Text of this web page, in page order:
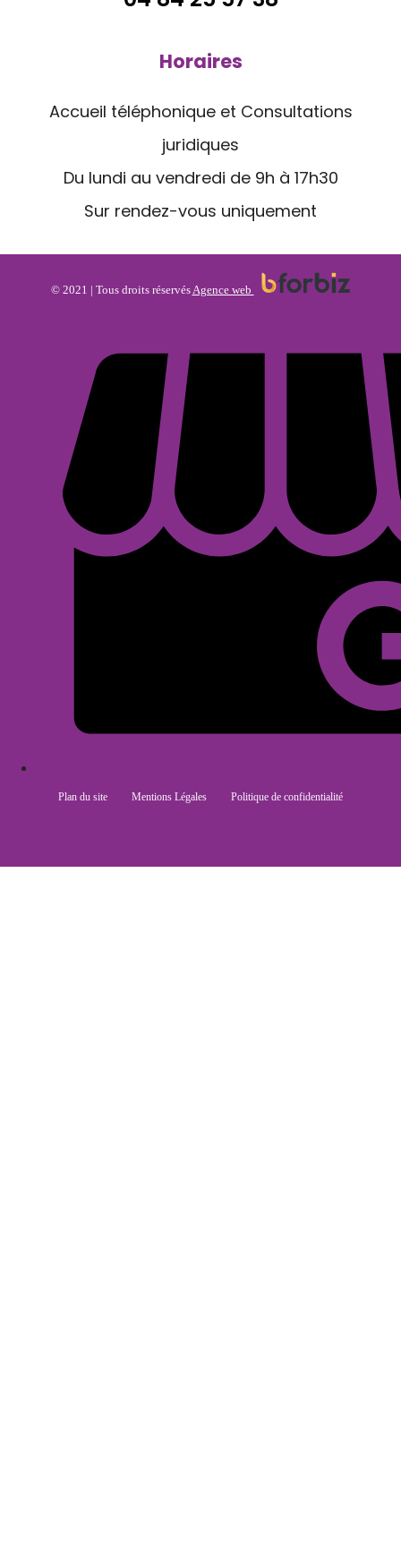
Horaires
Accueil téléphonique et Consultations
juridiques
Du lundi au vendredi de 9h à 17h30
Sur rendez-vous uniquement
© 2021 | Tous droits réservésAgence web
Plan du site Mentions Légales Politique de confidentialité